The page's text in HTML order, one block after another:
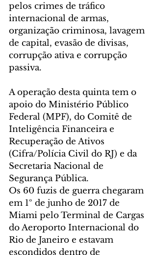
pelos crimes de tráfico
internacional de armas,
organização criminosa, lavagem
de capital, evasão de divisas,
corrupção ativa e corrupção
passiva.
A operação desta quinta tem o
apoio do Ministério Público
Federal (MPF), do Comitê de
Inteligência Financeira e
Recuperação de Ativos
(Cifra/Polícia Civil do RJ) e da
Secretaria Nacional de
Segurança Pública.
Os 60 fuzis de guerra chegaram
em 1º de junho de 2017 de
Miami pelo Terminal de Cargas
do Aeroporto Internacional do
Rio de Janeiro e estavam
escondidos dentro de